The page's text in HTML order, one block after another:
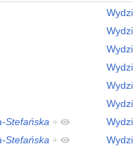
Stefańska +
Stefańska +